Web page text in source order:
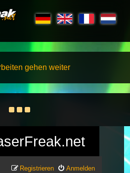
gehen weiter
Anmelden
Registrieren